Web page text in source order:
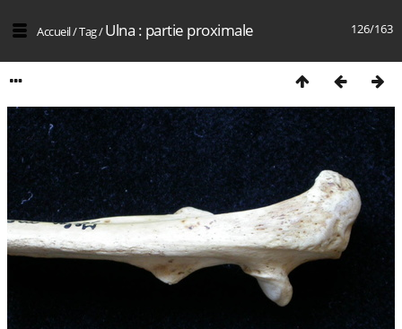
126/163
Accueil/Tag/Ulna : partie proximale